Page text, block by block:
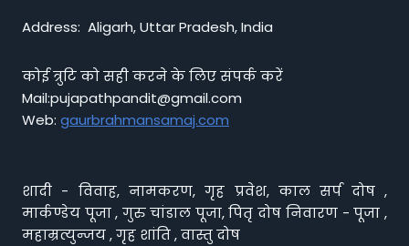
Address: Aligarh, Uttar Pradesh, India
कोई त्रुटि को सही करने के लिए संपर्क करें
Mail:pujapathpandit@gmail.com
Web: gaurbrahmansamaj.com
शादी - विवाह, नामकरण, गृह प्रवेश, काल सर्प दोष ,
मार्कण्डेय पूजा , गुरु चांडाल पूजा, पितृ दोष निवारण - पूजा ,
महाम्रत्युन्जय , गृह शांति , वास्तु दोष